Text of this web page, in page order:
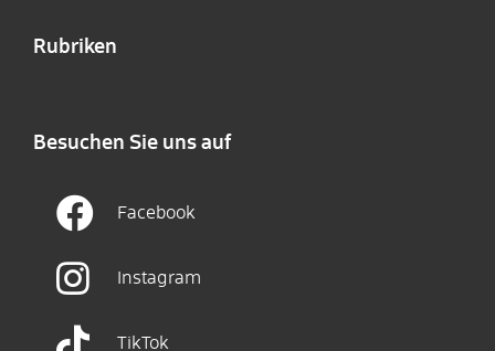
Rubriken
Besuchen Sie uns auf
Facebook
Instagram
TikTok